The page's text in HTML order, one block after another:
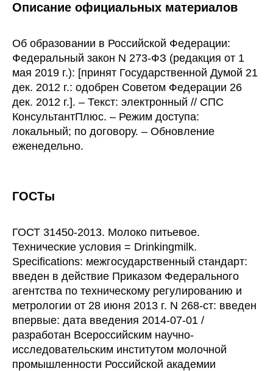
Описание официальных материалов
Об образовании в Российской Федерации:
Федеральный закон N 273-ФЗ (редакция от 1
мая 2019 г.): [принят Государственной Думой 21
дек. 2012 г.: одобрен Советом Федерации 26
дек. 2012 г.]. – Текст: электронный // СПС
КонсультантПлюс. – Режим доступа:
локальный; по договору. – Обновление
еженедельно.
ГОСТы
ГОСТ 31450-2013. Молоко питьевое.
Технические условия = Drinkingmilk.
Specifications: межгосударственный стандарт:
введен в действие Приказом Федерального
агентства по техническому регулированию и
метрологии от 28 июня 2013 г. N 268-ст: введен
впервые: дата введения 2014-07-01 /
разработан Всероссийским научно-
исследовательским институтом молочной
промышленности Российской академии